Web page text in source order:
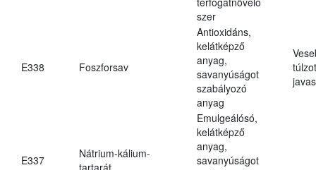
szer
E338 Foszforsav
Antioxidáns,
kelátképző
anyag,
savanyúságot
szabályozó
anyag
E337
Nátrium-kálium-
tartarát
Emulgeálósó,
kelátképző
anyag,
savanyúságot